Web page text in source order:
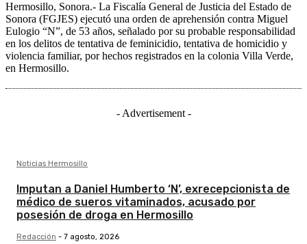
Hermosillo, Sonora.- La Fiscalía General de Justicia del Estado de
Sonora (FGJES) ejecutó una orden de aprehensión contra Miguel
Eulogio “N”, de 53 años, señalado por su probable responsabilidad
en los delitos de tentativa de feminicidio, tentativa de homicidio y
violencia familiar, por hechos registrados en la colonia Villa Verde,
en Hermosillo.
- Advertisement -
Noticias Hermosillo
Imputan a Daniel Humberto ‘N’, exrecepcionista de
médico de sueros vitaminados, acusado por
posesión de droga en Hermosillo
Redacción - 7 agosto, 2026